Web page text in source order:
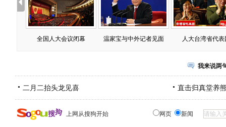
全国人大会议闭幕 温家宝与中外记者见面 人大台湾省代表
我来说两
二月二抬头龙见喜 直击归真堂养
上网从搜狗开始 网页 新闻